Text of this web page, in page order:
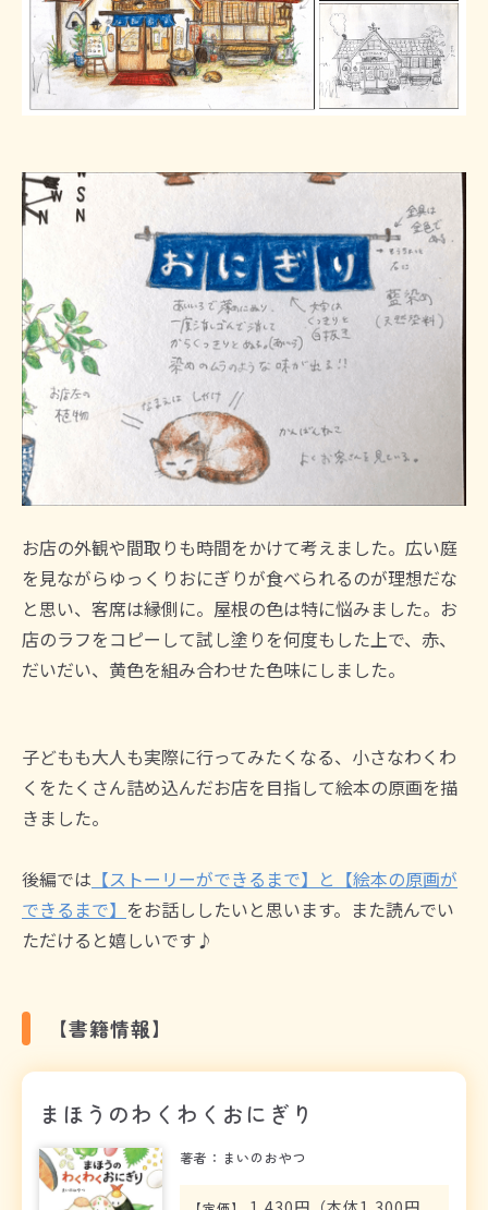
お店の外観や間取りも時間をかけて考えました。広い庭
を見ながらゆっくりおにぎりが食べられるのが理想だな
と思い、客席は縁側に。屋根の色は特に悩みました。お
店のラフをコピーして試し塗りを何度もした上で、赤、
だいだい、黄色を組み合わせた色味にしました。
子どもも大人も実際に行ってみたくなる、小さなわくわ
くをたくさん詰め込んだお店を目指して絵本の原画を描
きました。
後編では 【ストーリーができるまで】と【絵本の原画が
できるまで】 をお話ししたいと思います。また読んでい
ただけると嬉しいです♪
【書籍情報】
まほうのわくわくおにぎり
著者：まいのおやつ